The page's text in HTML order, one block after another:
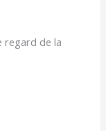
regard de la